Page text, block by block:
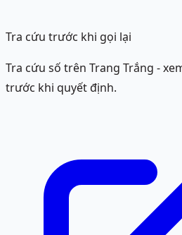
Tra cứu trước khi gọi lại
Tra cứu số trên Trang Trắng -
trước khi quyết định.